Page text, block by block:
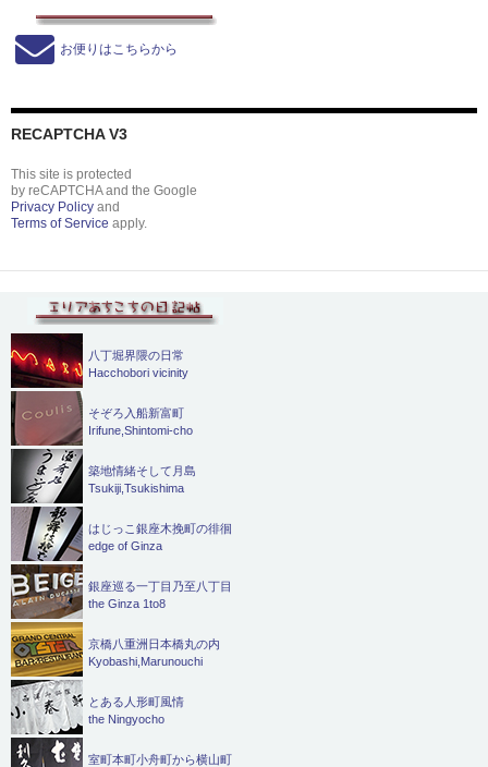
お便りはこちらから
RECAPTCHA V3
This site is protected
by reCAPTCHA and the Google
Privacy Policy and
Terms of Service apply.
八丁堀界隈の日常
Hacchobori vicinity
そぞろ入船新富町
Irifune,Shintomi-cho
築地情緒そして月島
Tsukiji,Tsukishima
はじっこ銀座木挽町の徘徊
edge of Ginza
銀座巡る一丁目乃至八丁目
the Ginza 1to8
京橋八重洲日本橋丸の内
Kyobashi,Marunouchi
とある人形町風情
the Ningyocho
室町本町小舟町から横山町